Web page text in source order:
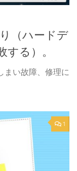
（ハードデ
る）。
まい故障、修理に
1